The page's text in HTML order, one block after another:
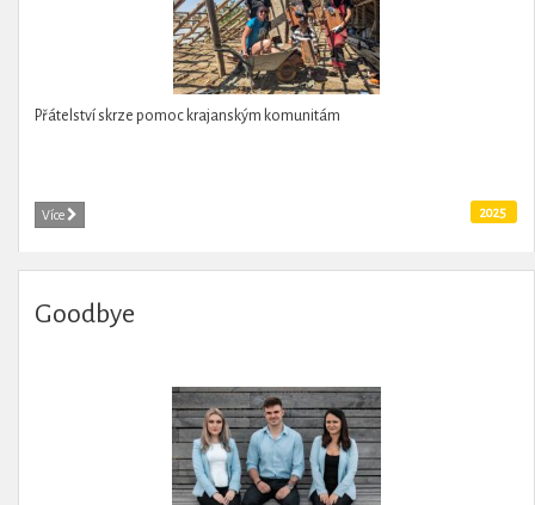
Přátelství skrze pomoc krajanským komunitám
Více 2025
Goodbye